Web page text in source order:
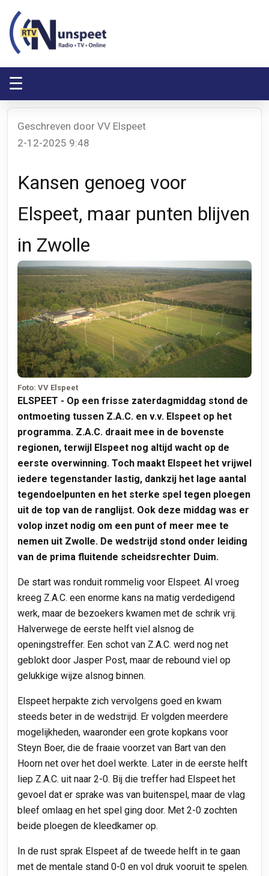
☰
Geschreven door VV Elspeet
2-12-2025 9:48
Kansen genoeg voor
Elspeet, maar punten blijven
in Zwolle
Foto: VV Elspeet
ELSPEET - Op een frisse zaterdagmiddag stond de
ontmoeting tussen Z.A.C. en v.v. Elspeet op het
programma. Z.A.C. draait mee in de bovenste
regionen, terwijl Elspeet nog altijd wacht op de
eerste overwinning. Toch maakt Elspeet het vrijwel
iedere tegenstander lastig, dankzij het lage aantal
tegendoelpunten en het sterke spel tegen ploegen
uit de top van de ranglijst. Ook deze middag was er
volop inzet nodig om een punt of meer mee te
nemen uit Zwolle. De wedstrijd stond onder leiding
van de prima fluitende scheidsrechter Duim.
De start was ronduit rommelig voor Elspeet. Al vroeg
kreeg Z.A.C. een enorme kans na matig verdedigend
werk, maar de bezoekers kwamen met de schrik vrij.
Halverwege de eerste helft viel alsnog de
openingstreffer. Een schot van Z.A.C. werd nog net
geblokt door Jasper Post, maar de rebound viel op
gelukkige wijze alsnog binnen.
Elspeet herpakte zich vervolgens goed en kwam
steeds beter in de wedstrijd. Er volgden meerdere
mogelijkheden, waaronder een grote kopkans voor
Steyn Boer, die de fraaie voorzet van Bart van den
Hoorn net over het doel werkte. Later in de eerste helft
liep Z.A.C. uit naar 2-0. Bij die treffer had Elspeet het
gevoel dat er sprake was van buitenspel, maar de vlag
bleef omlaag en het spel ging door. Met 2-0 zochten
beide ploegen de kleedkamer op.
In de rust sprak Elspeet af de tweede helft in te gaan
met de mentale stand 0-0 en vol druk vooruit te spelen.